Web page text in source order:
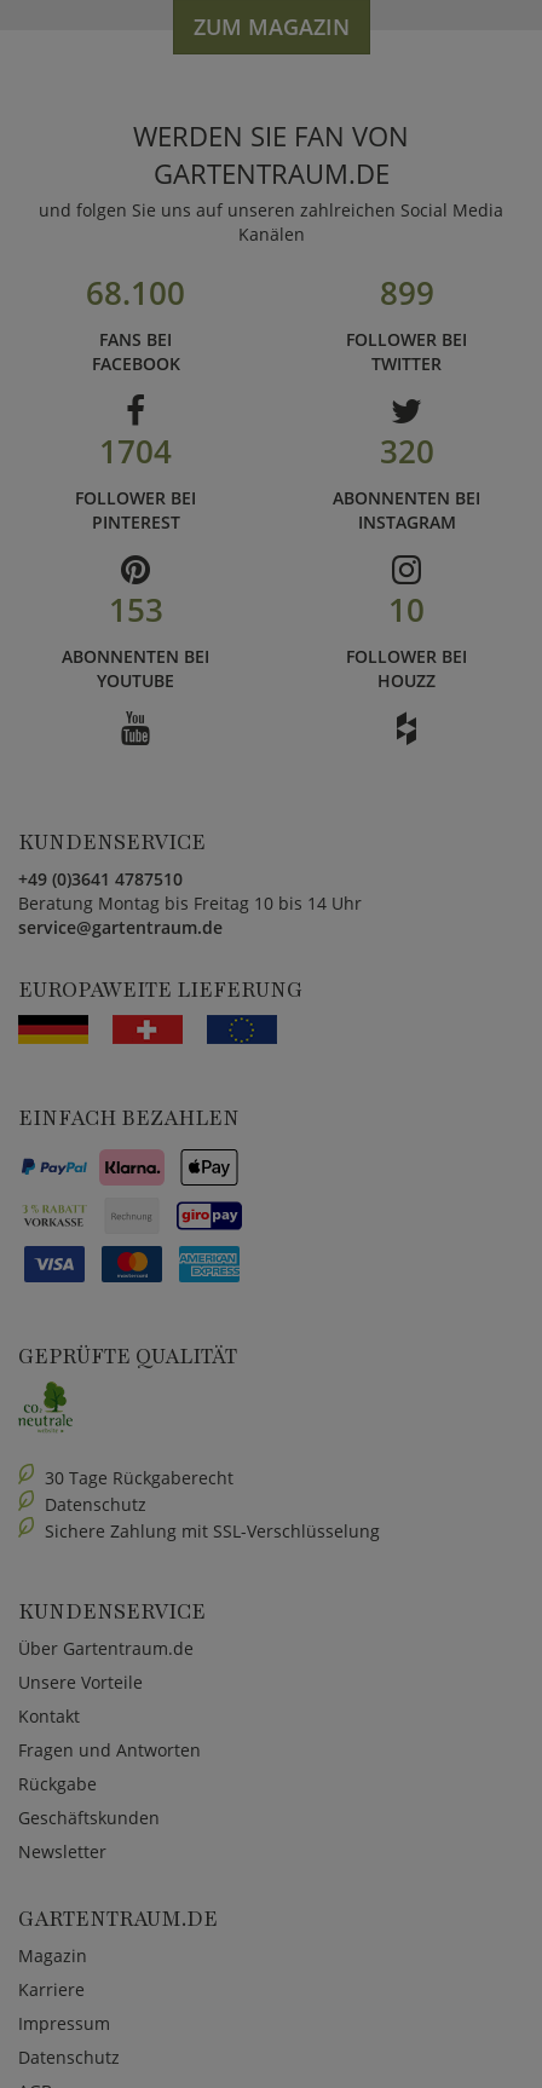
ZUM MAGAZIN
WERDEN SIE FAN VON
GARTENTRAUM.DE
und folgen Sie uns auf unseren zahlreichen Social Media
Kanälen
68.100
FANS BEI
FACEBOOK
899
FOLLOWER BEI
TWITTER
1704
FOLLOWER BEI
PINTEREST
320
ABONNENTEN BEI
INSTAGRAM
153
ABONNENTEN BEI
YOUTUBE
10
FOLLOWER BEI
HOUZZ
KUNDENSERVICE
+49 (0)3641 4787510
Beratung Montag bis Freitag 10 bis 14 Uhr
service@gartentraum.de
EUROPAWEITE LIEFERUNG
EINFACH BEZAHLEN
GEPRÜFTE QUALITÄT
30 Tage Rückgaberecht
Datenschutz
Sichere Zahlung mit SSL-Verschlüsselung
KUNDENSERVICE
Über Gartentraum.de
Unsere Vorteile
Kontakt
Fragen und Antworten
Rückgabe
Geschäftskunden
Newsletter
GARTENTRAUM.DE
Magazin
Karriere
Impressum
Datenschutz